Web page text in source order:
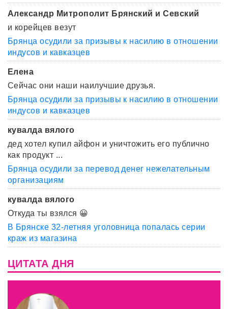
Александр Митрополит Брянский и Севский
и корейцев везут
Брянца осудили за призывы к насилию в отношении
индусов и кавказцев
Елена
Сейчас они наши наилучшие друзья.
Брянца осудили за призывы к насилию в отношении
индусов и кавказцев
кувалда вялого
дед хотел купил айфон и уничтожить его публично
как продукт ...
Брянца осудили за перевод денег нежелательным
организациям
кувалда вялого
Откуда ты взялся 😀
В Брянске 32-летняя уголовница попалась серии
краж из магазина
ЦИТАТА ДНЯ